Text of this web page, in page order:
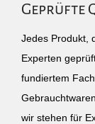
Geprüfte
Jedes Produkt,
Experten
fundiertem
wir stehen für